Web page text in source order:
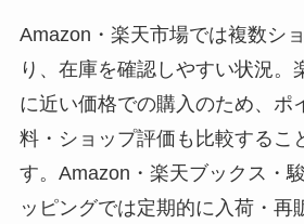
Amazon・楽天市場では複数シ
り、在庫を確認しやすい状況。
に近い価格での購入のため、ポ
料・ショップ評価も比較するこ
す。Amazon・楽天ブックス・
ッピングでは定期的に入荷・再